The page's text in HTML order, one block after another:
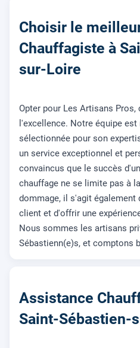
Choisir le
Chauffagiste à
sur-Loire
Opter pour Les Artisans
l'excellence. Notre équipe
sélectionnée pour son
un service exceptionnel et
convaincus que le succès
chauffage ne se limite pas à
dommage, il s'agit également
client et d'offrir une
Nous sommes les artisans
Sébastienn(e)s, et comptons
Assistance
Saint-Sébastien-